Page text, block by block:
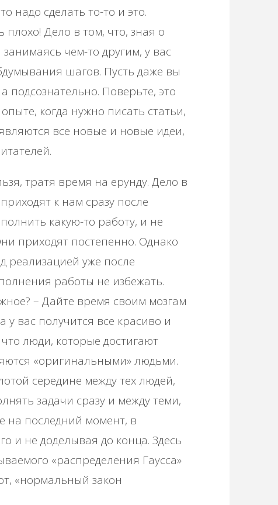
надо сделать то-то и это.
плохо! Дело в том, что, зная о
чем-то другим, у вас
шагов. Пусть даже вы
подсознательно. Поверьте, это
когда нужно писать статьи,
все новые и новые идеи,
тратя время на ерунду. Дело в
к нам сразу после
какую-то работу, и не
приходят постепенно. Однако
реализацией уже после
работы не избежать.
– Дайте время своим мозгам
у вас получится все красиво и
люди, которые достигают
«оригинальными» людьми.
середине между тех людей,
задачи сразу и между теми,
на последний момент, в
и не доделывая до конца. Здесь
«распределения Гаусса»
«нормальный закон